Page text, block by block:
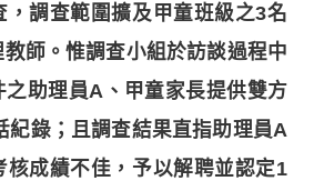
，調查範圍擴及甲童班級之3名
師。惟調查小組於訪談過程中
之助理員A、甲童家長提供雙方
紀錄；且調查結果直指助理員A
核成績不佳，予以解聘並認定1